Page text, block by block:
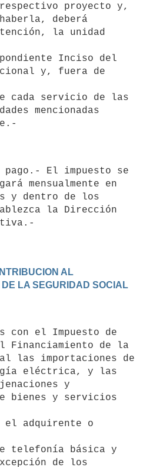
proyecto y,
deberá
la unidad
Inciso del
y, fuera de
cada servicio de las
mencionadas
mensualmente en
y dentro de los
la Dirección
AL
LA SEGURIDAD SOCIAL
Financiamiento de la
las importaciones de
eléctrica, y las
y
bienes y servicios
el adquirente o
telefonía básica y
de los